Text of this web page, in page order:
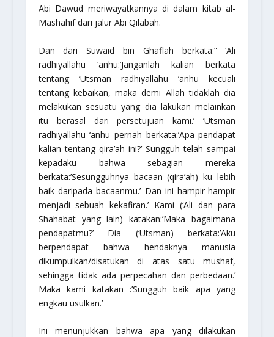
Abi Dawud meriwayatkannya di dalam kitab al-
Mashahif dari jalur Abi Qilabah.
Dan dari Suwaid bin Ghaflah berkata:” ‘Ali
radhiyallahu ‘anhu:’Janganlah kalian berkata
tentang ‘Utsman radhiyallahu ‘anhu kecuali
tentang kebaikan, maka demi Allah tidaklah dia
melakukan sesuatu yang dia lakukan melainkan
itu berasal dari persetujuan kami.’ ‘Utsman
radhiyallahu ‘anhu pernah berkata:’Apa pendapat
kalian tentang qira’ah ini?’ Sungguh telah sampai
kepadaku bahwa sebagian mereka
berkata:’Sesungguhnya bacaan (qira’ah) ku lebih
baik daripada bacaanmu.’ Dan ini hampir-hampir
menjadi sebuah kekafiran.’ Kami (‘Ali dan para
Shahabat yang lain) katakan:’Maka bagaimana
pendapatmu?’ Dia (‘Utsman) berkata:’Aku
berpendapat bahwa hendaknya manusia
dikumpulkan/disatukan di atas satu mushaf,
sehingga tidak ada perpecahan dan perbedaan.’
Maka kami katakan :’Sungguh baik apa yang
engkau usulkan.’
Ini menunjukkan bahwa apa yang dilakukan